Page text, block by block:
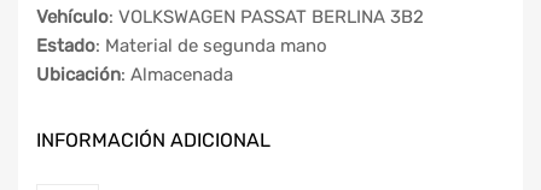
Vehículo: VOLKSWAGEN PASSAT BERLINA 3B2
Estado: Material de segunda mano
Ubicación: Almacenada
INFORMACIÓN ADICIONAL